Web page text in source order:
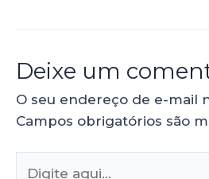
Deixe um
O seu endereço de e-mail
Campos obrigatórios são